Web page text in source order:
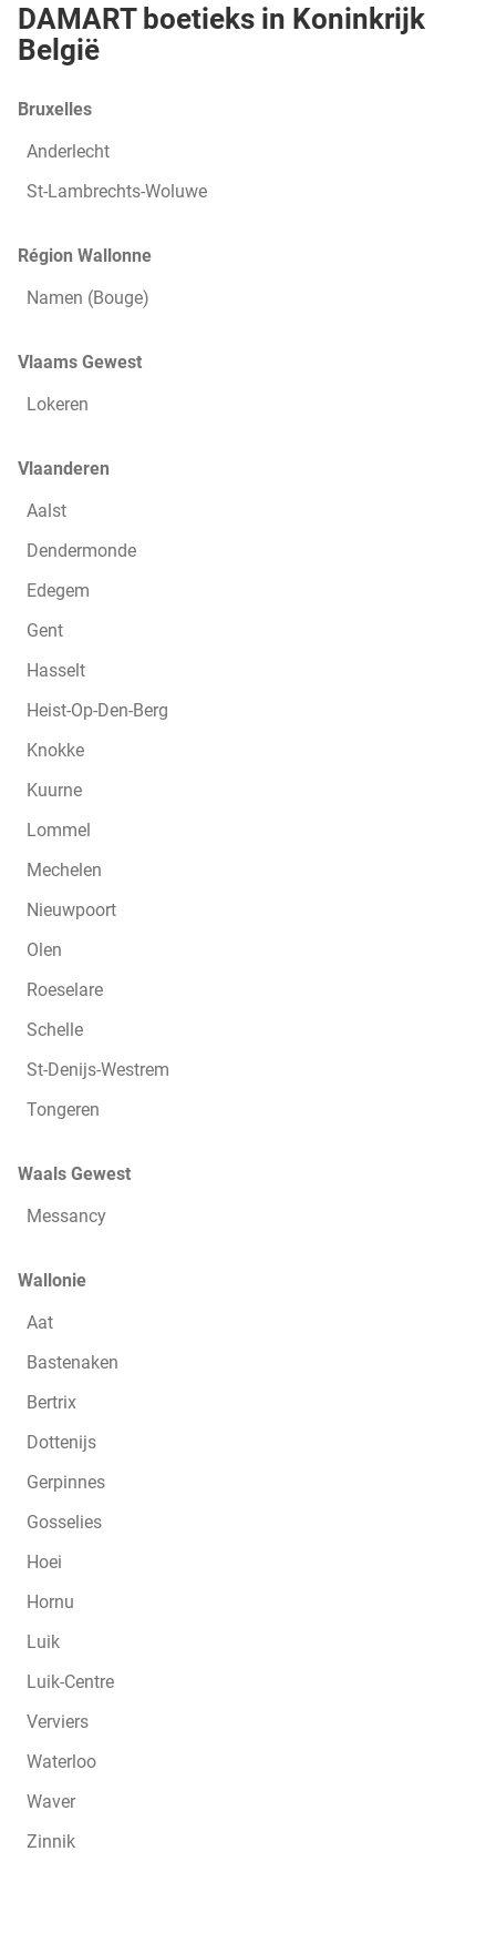
DAMART boetieks in Koninkrijk
België
Bruxelles
Anderlecht
St-Lambrechts-Woluwe
Région Wallonne
Namen (bouge)
Vlaams Gewest
Lokeren
Vlaanderen
Aalst
Dendermonde
Edegem
Gent
Hasselt
Heist-Op-Den-Berg
Knokke
Kuurne
Lommel
Mechelen
Nieuwpoort
Olen
Roeselare
Schelle
St-Denijs-Westrem
Tongeren
Waals Gewest
Messancy
Wallonie
Aat
Bastenaken
Bertrix
Dottenijs
Gerpinnes
Gosselies
Hoei
Hornu
Luik
Luik-Centre
Verviers
Waterloo
Waver
Zinnik